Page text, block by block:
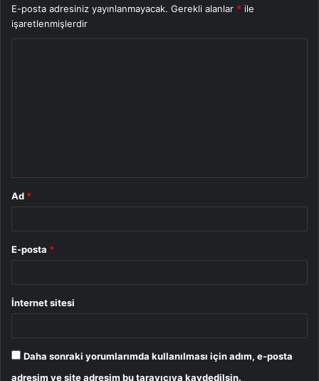
E-posta adresiniz yayınlanmayacak. Gerekli alanlar * ile
işaretlenmişlerdir
Ad *
E-posta *
İnternet sitesi
Daha sonraki yorumlarımda kullanılması için adım, e-posta
adresim ve site adresim bu tarayıcıya kaydedilsin.